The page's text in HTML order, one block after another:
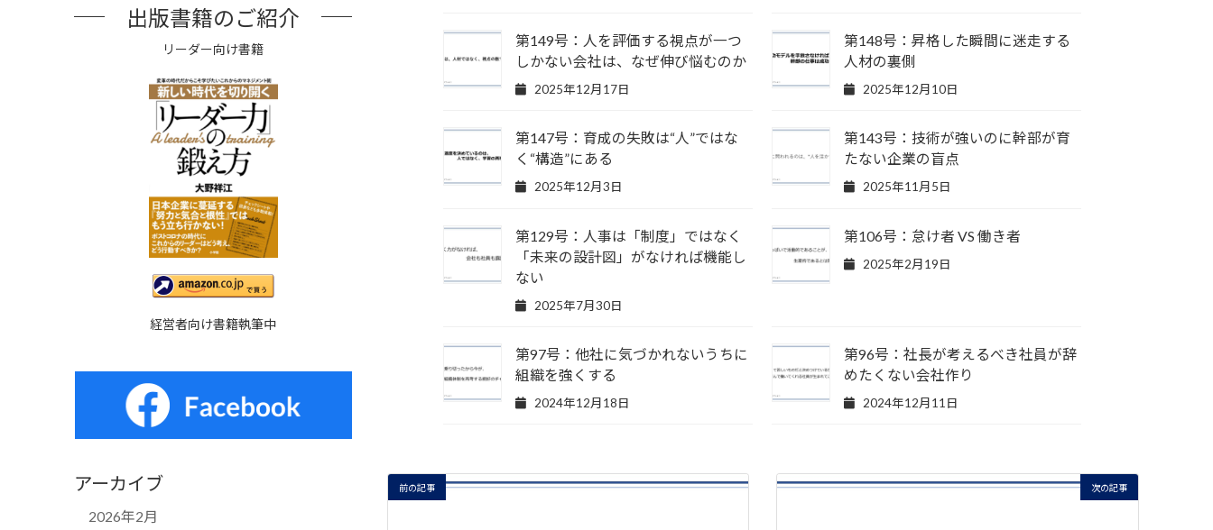
第149号：人を評価する視点が一つ
しかない会社は、なぜ伸び悩むのか
2025年12月17日
第148号：昇格した瞬間に迷走する
人材の裏側
2025年12月10日
第147号：育成の失敗は“人”ではな
く“構造”にある
2025年12月3日
第143号：技術が強いのに幹部が育
たない企業の盲点
2025年11月5日
第129号：人事は「制度」ではなく
「未来の設計図」がなければ機能し
ない
2025年7月30日
第106号：怠け者 VS 働き者
2025年2月19日
第97号：他社に気づかれないうちに
組織を強くする
2024年12月18日
第96号：社長が考えるべき社員が辞
めたくない会社作り
2024年12月11日
前の記事 次の記事
出版書籍のご紹介
リーダー向け書籍
経営者向け書籍執筆中
アーカイブ
2026年2月